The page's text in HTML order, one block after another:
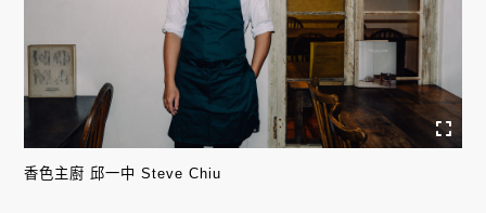
香色主廚 邱一中 Steve Chiu